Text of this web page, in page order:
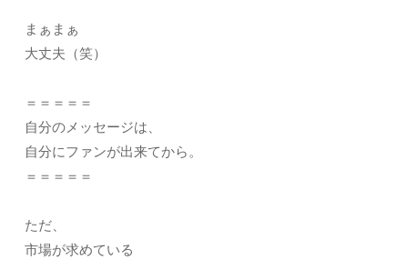
まぁまぁ
大丈夫（笑）
＝＝＝＝＝
自分のメッセージは、
自分にファンが出来てから。
＝＝＝＝＝
ただ、
市場が求めている